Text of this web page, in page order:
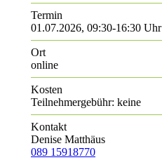
Termin
01.07.2026, 09:30-16:30 Uhr
Ort
online
Kosten
Teilnehmergebühr: keine
Kontakt
Denise Matthäus
089 15918770